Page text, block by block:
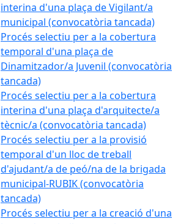
interina d'una plaça de Vigilant/a
municipal (convocatòria tancada)
Procés selectiu per a la cobertura
temporal d'una plaça de
Dinamitzador/a Juvenil (convocatòria
tancada)
Procés selectiu per a la cobertura
interina d'una plaça d'arquitecte/a
tècnic/a (convocatòria tancada)
Procés selectiu per a la provisió
temporal d'un lloc de treball
d'ajudant/a de peó/na de la brigada
municipal-RUBIK (convocatòria
tancada)
Procés selectiu per a la creació d'una